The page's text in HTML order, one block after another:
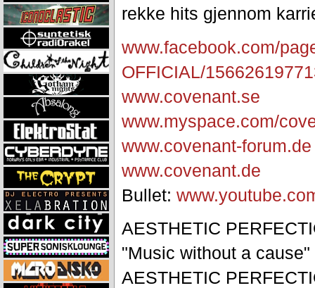
rekke hits gjennom
www.facebook.com/
OFFICIAL/
www.covenant.se
www.myspace.com/
www.covenant-forum.de
www.covenant.de
Bullet:
AESTHETIC
"Music without a cause"
AESTHETIC